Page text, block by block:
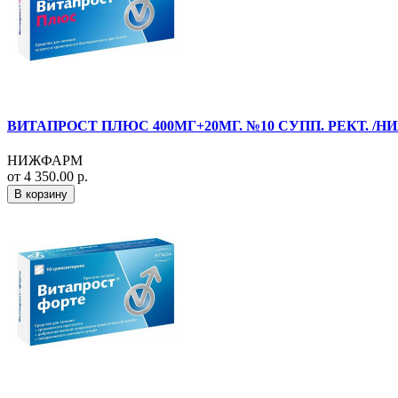
ВИТАПРОСТ ПЛЮС 400МГ+20МГ. №10 СУПП. РЕКТ. /
НИЖФАРМ
от 4 350.00 р.
В корзину